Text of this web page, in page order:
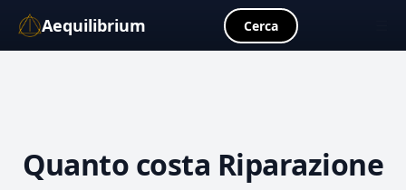
Aequilibrium Cerca
Quanto costa Riparazione